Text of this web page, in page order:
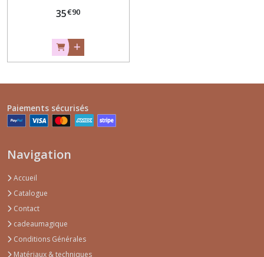
35€90
Mobile
Luminaire
(26)
Berceau
(1)
Paiements sécurisés
Navigation
Accueil
Catalogue
Contact
cadeaumagique
Conditions Générales
Matériaux & techniques